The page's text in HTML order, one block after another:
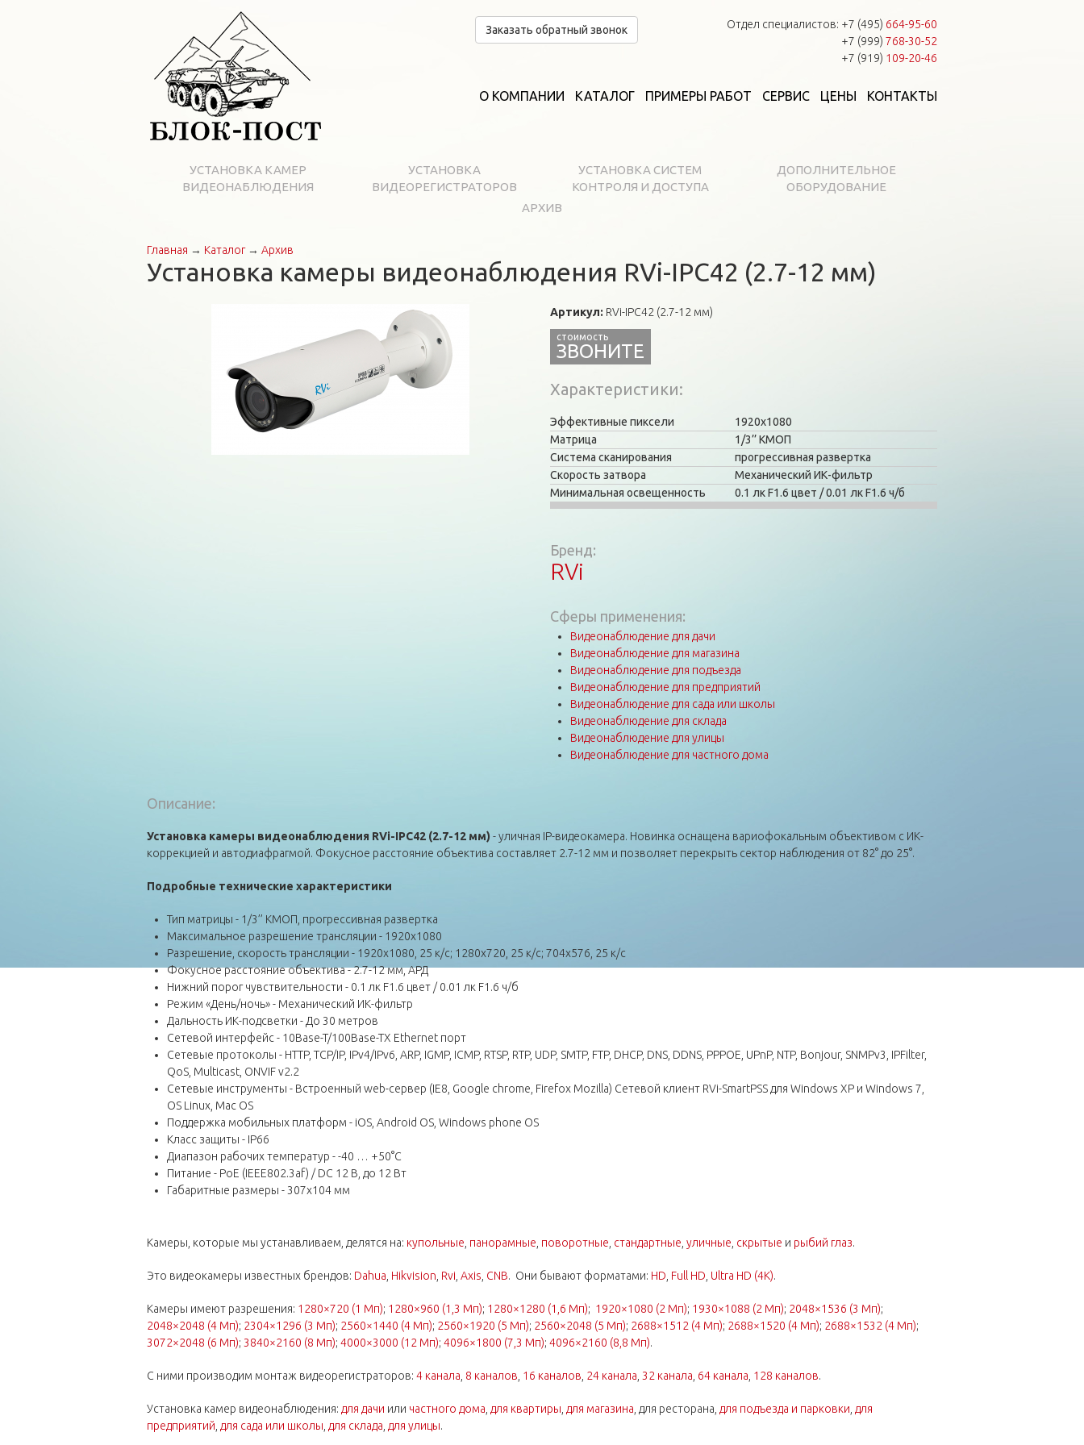
Заказать обратный звонок Отдел специалистов: +7 (495) 664-95-60
+7 (999) 768-30-52
+7 (919) 109-20-46
О КОМПАНИИ КАТАЛОГ ПРИМЕРЫ РАБОТ СЕРВИС ЦЕНЫ КОНТАКТЫ
УСТАНОВКА КАМЕР
ВИДЕОНАБЛЮДЕНИЯ
УСТАНОВКА
ВИДЕОРЕГИСТРАТОРОВ
УСТАНОВКА СИСТЕМ
КОНТРОЛЯ И ДОСТУПА
ДОПОЛНИТЕЛЬНОЕ
ОБОРУДОВАНИЕ
АРХИВ
Вы здесь
Главная → Каталог→ Архив
Установка камеры видеонаблюдения RVi-IPC42 (2.7-12 мм)
Артикул: RVi-IPC42 (2.7-12 мм)
ЗВОНИТЕ
Характеристики
Эффективные пиксели
1920х1080
Матрица
1/3’’ КМОП
Система сканирования
прогрессивная развертка
Скорость затвора
Механический ИК-фильтр
Минимальная освещенность
0.1 лк F1.6 цвет / 0.01 лк F1.6 ч/б
Бренд:
RVi
Сферы применения:
Видеонаблюдение для дачи
Видеонаблюдение для магазина
Видеонаблюдение для подъезда
Видеонаблюдение для предприятий
Видеонаблюдение для сада или школы
Видеонаблюдение для склада
Видеонаблюдение для улицы
Видеонаблюдение для частного дома
Описание:
Установка камеры видеонаблюдения RVi-IPC42 (2.7-12 мм) - уличная IP-видеокамера. Новинка оснащена вариофокальным объективом с ИК-
коррекцией и автодиафрагмой. Фокусное расстояние объектива составляет 2.7-12 мм и позволяет перекрыть сектор наблюдения от 82° до 25°.
Подробные технические характеристики
Тип матрицы - 1/3’’ КМОП, прогрессивная развертка
Максимальное разрешение трансляции - 1920х1080
Разрешение, скорость трансляции - 1920х1080, 25 к/с; 1280x720, 25 к/с; 704х576, 25 к/с
Фокусное расстояние объектива - 2.7-12 мм, АРД
Нижний порог чувствительности - 0.1 лк F1.6 цвет / 0.01 лк F1.6 ч/б
Режим «День/ночь» - Механический ИК-фильтр
Дальность ИК-подсветки - До 30 метров
Сетевой интерфейс - 10Base-T/100Base-TX Ethernet порт
Сетевые протоколы - HTTP, TCP/IP, IPv4/IPv6, ARP, IGMP, ICMP, RTSP, RTP, UDP, SMTP, FTP, DHCP, DNS, DDNS, PPPOE, UPnP, NTP, Bonjour, SNMPv3, IPFilter,
QoS, Multicast, ONVIF v2.2
Сетевые инструменты - Встроенный web-сервер (IE8, Google chrome, Firefox Mozilla) Сетевой клиент RVi-SmartPSS для Windows XP и Windows 7,
OS Linux, Mac OS
Поддержка мобильных платформ - iOS, Android OS, Windows phone OS
Класс защиты - IP66
Диапазон рабочих температур - -40 … +50°С
Питание - PoE (IEEE802.3af) / DC 12 В, до 12 Вт
Габаритные размеры - 307x104 мм
Камеры, которые мы устанавливаем, делятся на: купольные панорамные поворотные стандартные уличные скрытые и рыбий глаз.
Это видеокамеры известных брендов: Dahua Hikvision Rvi Axis CNB. Они бывают форматами: HD Full HD Ultra HD (4K).
Камеры имеют разрешения: 1280×720 (1 Мп); 1280×960 (1,3 Мп); 1280×1280 (1,6 Мп); 1920×1080 (2 Мп); 1930×1088 (2 Мп); 2048×1536 (3 Мп);
2048×2048 (4 Мп); 2304×1296 (3 Мп); 2560×1440 (4 Мп); 2560×1920 (5 Мп); 2560×2048 (5 Мп); 2688×1512 (4 Мп); 2688×1520 (4 Мп); 2688×1532 (4 Мп);
3072×2048 (6 Мп); 3840×2160 (8 Мп); 4000×3000 (12 Мп); 4096×1800 (7,3 Мп); 4096×2160 (8,8 Мп).
С ними производим монтаж видеорегистраторов: 4 канала 8 каналов 16 каналов 24 канала 32 канала 64 канала 128 каналов.
Установка камер видеонаблюдения: для дачи или частного дома для квартиры для магазина , для ресторана, для подъезда и парковки для
предприятий для сада или школы для склада для улицы.